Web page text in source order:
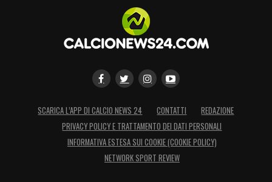
SCARICA L’APP DI CALCIO NEWS 24 CONTATTI
REDAZIONE
PRIVACY POLICY E TRATTAMENTO DEI DATI PERSONALI
INFORMATIVA ESTESA SUI COOKIE (COOKIE POLICY)
NETWORK SPORT REVIEW